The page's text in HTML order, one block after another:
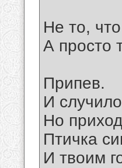
Не то,
А просто
Припев.
И
Но
Птичка
И твоим